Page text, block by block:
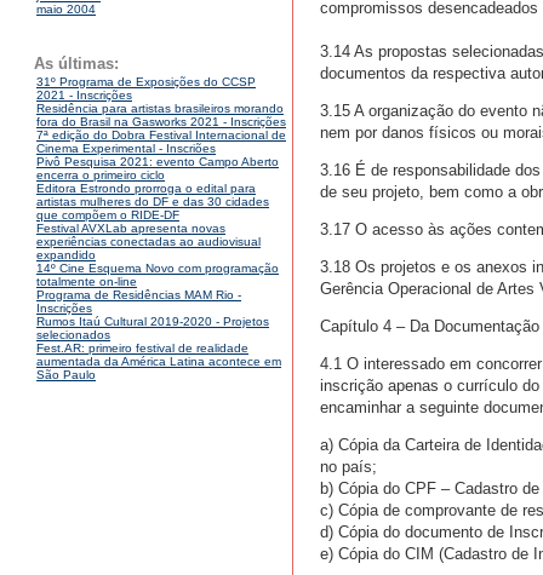
maio 2004
As últimas:
31º Programa de Exposições do CCSP
2021 - Inscrições
Residência para artistas brasileiros morando
fora do Brasil na Gasworks 2021 - Inscrições
7ª edição do Dobra Festival Internacional de
Cinema Experimental - Inscriões
Pivô Pesquisa 2021: evento Campo Aberto
encerra o primeiro ciclo
Editora Estrondo prorroga o edital para
artistas mulheres do DF e das 30 cidades
que compõem o RIDE-DF
Festival AVXLab apresenta novas
experiências conectadas ao audiovisual
expandido
14º Cine Esquema Novo com programação
totalmente on-line
Programa de Residências MAM Rio -
Inscrições
Rumos Itaú Cultural 2019-2020 - Projetos
selecionados
Fest.AR: primeiro festival de realidade
aumentada da América Latina acontece em
São Paulo
compromissos
3.14 As propostas
documentos da respectiva
3.15 A organização do evento
nem por danos físicos ou
3.16 É de responsabilidade
de seu projeto, bem como a
3.17 O acesso às ações
3.18 Os projetos e os anexos
Gerência Operacional de Artes
Capítulo 4 – Da Documentação
4.1 O interessado em
inscrição apenas o currículo
encaminhar a seguinte
a) Cópia da Carteira de
no país;
b) Cópia do CPF – Cadastro
c) Cópia de comprovante de
d) Cópia do documento de
e) Cópia do CIM (Cadastro de